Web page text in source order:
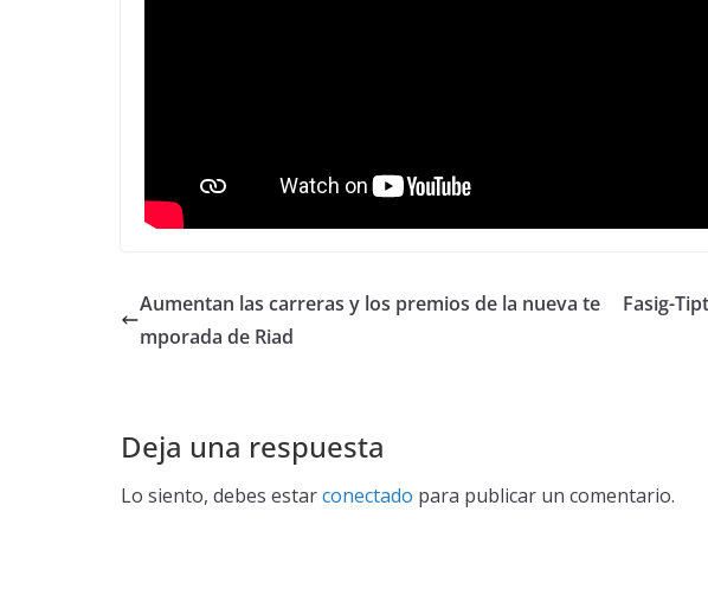
Aumentan las carreras y los premios de la nueva te
mporada de Riad
Fasig-
Deja una respuesta
Lo siento, debes estarconectado para publicar un comentario.